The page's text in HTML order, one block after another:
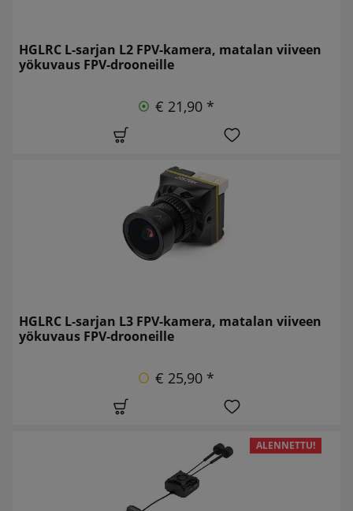
HGLRC L-sarjan L2 FPV-kamera, matalan viiveen
yökuvaus FPV-drooneille
€ 21,90 *
HGLRC L-sarjan L3 FPV-kamera, matalan viiveen
yökuvaus FPV-drooneille
€ 25,90 *
ALENNETTU!